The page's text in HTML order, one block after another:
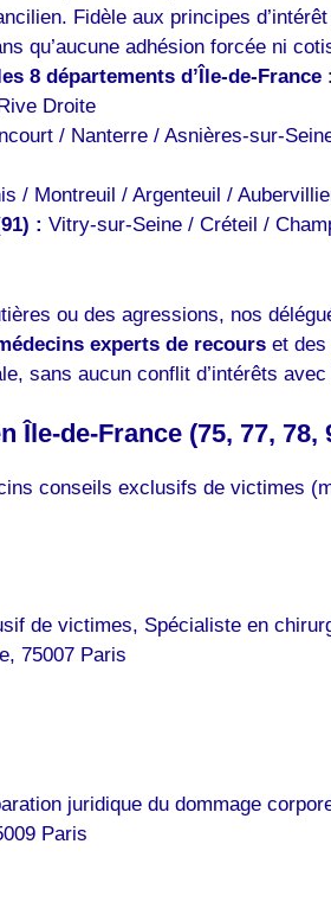
Fidèle aux principes
qu’aucune adhésion forcée ni
les 8 départements d’Île-de-France :
Droite
/ Nanterre / Asnières-sur-
/ Montreuil / Argenteuil /
: Vitry-sur-Seine / Créteil /
ou des agressions, nos
experts de recours et des
sans aucun conflit d’intérêts
de-France (75, 77, 78,
conseils exclusifs de victimes
de victimes, Spécialiste en
75007 Paris
juridique du dommage
Paris